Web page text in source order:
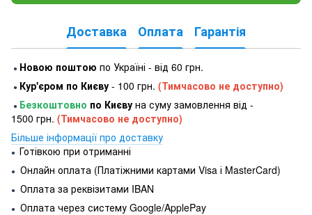
Доставка Оплата Гарантія
● Новою поштою по Україні - від 60 грн.
● Кур'єром по Києву - 100 грн. (Тимчасово не доступно)
● Безкоштовно по Києву на суму замовлення від -
1500 грн. (Тимчасово не доступно)
Більше інформації про доставку
● Готівкою при отриманні
● Онлайн оплата (Платіжними картами Visa і MasterCard)
● Оплата за реквізитами IBAN
● Оплата через систему Google/ApplePay